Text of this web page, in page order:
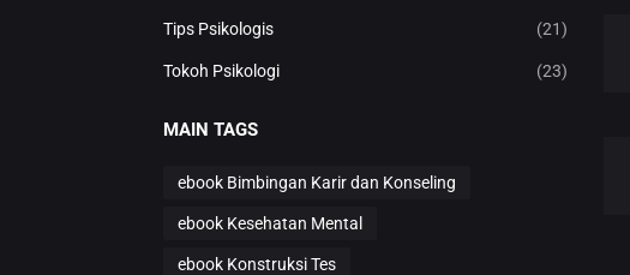
Tips Psikologis (21)
Tokoh Psikologi (23)
MAIN TAGS
ebook Bimbingan Karir dan Konseling
ebook Kesehatan Mental
ebook Konstruksi Tes